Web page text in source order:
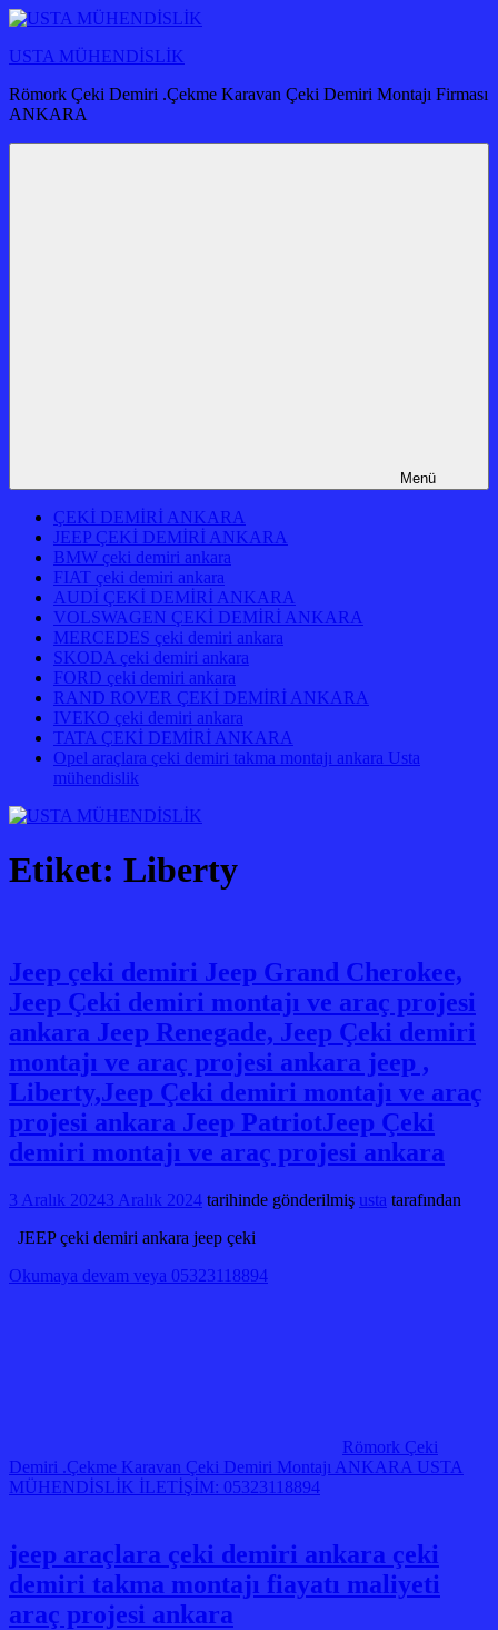
İçeriğe
USTA MÜHENDİSLİK
Römork Çeki Demiri .Çekme Karavan Çeki Demiri Montajı Firması
ANKARA
Menü
ÇEKİ DEMİRİ ANKARA
JEEP ÇEKİ DEMİRİ ANKARA
BMW çeki demiri ankara
FIAT çeki demiri ankara
AUDİ ÇEKİ DEMİRİ ANKARA
VOLSWAGEN ÇEKİ DEMİRİ ANKARA
MERCEDES çeki demiri ankara
SKODA çeki demiri ankara
FORD çeki demiri ankara
RAND ROVER ÇEKİ DEMİRİ ANKARA
IVEKO çeki demiri ankara
TATA ÇEKİ DEMİRİ ANKARA
Opel araçlara çeki demiri takma montajı ankara Usta
mühendislik
Etiket: Liberty
Jeep çeki demiri Jeep Grand Cherokee,
Jeep Çeki demiri montajı ve araç projesi
ankara Jeep Renegade, Jeep Çeki demiri
montajı ve araç projesi ankara jeep ,
Liberty,Jeep Çeki demiri montajı ve araç
projesi ankara Jeep PatriotJeep Çeki
demiri montajı ve araç projesi ankara
3 Aralık 20243 Aralık 2024 tarihinde gönderilmiş usta tarafından
JEEP çeki demiri ankara jeep çeki
Okumaya devam veya 05323118894
Römork Çeki
Demiri .Çekme Karavan Çeki Demiri Montajı ANKARA USTA
MÜHENDİSLİK İLETİŞİM: 05323118894
jeep araçlara çeki demiri ankara çeki
demiri takma montajı fiayatı maliyeti
araç projesi ankara